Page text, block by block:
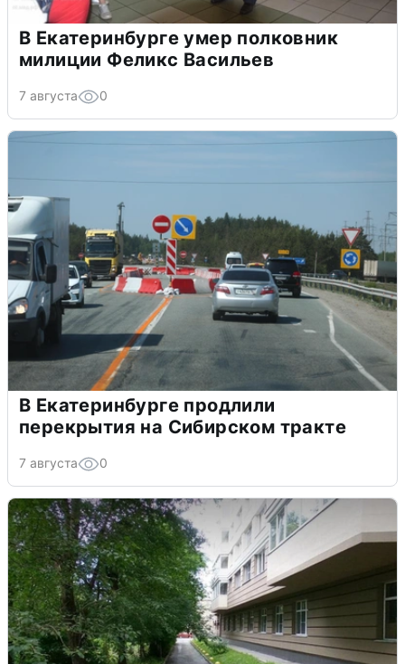
В Екатеринбурге умер полковник
милиции Феликс Васильев
7 августа 0
В Екатеринбурге продлили
перекрытия на Сибирском тракте
7 августа 0